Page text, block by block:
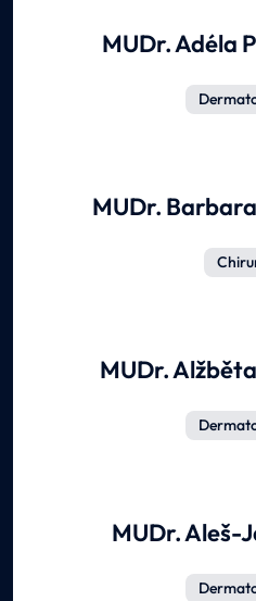
MUDr. Adéla
MUDr.
MUDr.
MUDr. Aleš-